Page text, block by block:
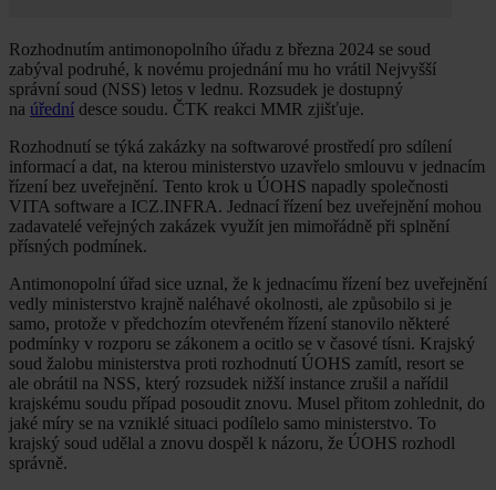
Rozhodnutím antimonopolního úřadu z března 2024 se soud
zabýval podruhé, k novému projednání mu ho vrátil Nejvyšší
správní soud (NSS) letos v lednu. Rozsudek je dostupný
na úřední desce soudu. ČTK reakci MMR zjišťuje.
Rozhodnutí se týká zakázky na softwarové prostředí pro sdílení
informací a dat, na kterou ministerstvo uzavřelo smlouvu v jednacím
řízení bez uveřejnění. Tento krok u ÚOHS napadly společnosti
VITA software a ICZ.INFRA. Jednací řízení bez uveřejnění mohou
zadavatelé veřejných zakázek využít jen mimořádně při splnění
přísných podmínek.
Antimonopolní úřad sice uznal, že k jednacímu řízení bez uveřejnění
vedly ministerstvo krajně naléhavé okolnosti, ale způsobilo si je
samo, protože v předchozím otevřeném řízení stanovilo některé
podmínky v rozporu se zákonem a ocitlo se v časové tísni. Krajský
soud žalobu ministerstva proti rozhodnutí ÚOHS zamítl, resort se
ale obrátil na NSS, který rozsudek nižší instance zrušil a nařídil
krajskému soudu případ posoudit znovu. Musel přitom zohlednit, do
jaké míry se na vzniklé situaci podílelo samo ministerstvo. To
krajský soud udělal a znovu dospěl k názoru, že ÚOHS rozhodl
správně.